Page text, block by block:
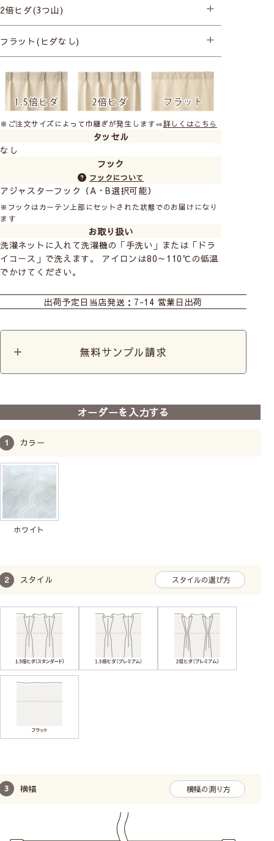
├スタンダード縫製
2倍ヒダ(3つ山)
├プレミアム縫製+形状記憶
フラット(ヒダなし)
├スタンダード縫製
※ご注文サイズによって巾継ぎが発生します⇒詳しくはこちら
タッセル
なし
フック
フックについて
アジャスターフック（A・B選択可能）
※フックはカーテン上部にセットされた状態でのお届けになり
ます
お取り扱い
洗濯ネットに入れて洗濯機の「手洗い」または「ドラ
イコース」で洗えます。 アイロンは80～110℃の低温
でかけてください。
カフェ カット生地
出荷予定日 当店発送：7-14 営業日出荷
無料サンプル請求
オーダーを入力する
カラー
ホワイト
スタイル スタイルの選び方
横幅 横幅の測り方